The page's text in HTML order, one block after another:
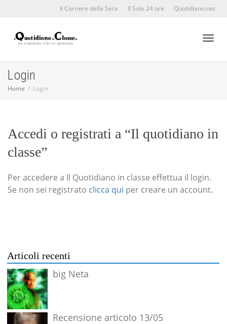
Il Corriere della Sera Il Sole 24 ore Quotidiano.net
Login
Home Login
Accedi o registrati a “Il quotidiano in
classe”
Per accedere a Il Quotidiano in classe effettua il login.
Se non sei registrato clicca qui per creare un account.
Articoli recenti
big Neta
Recensione articolo 13/05